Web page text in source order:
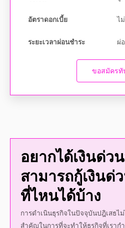
ระยะเวลาผ่อนชำระ ผ่
ขอสมัคร
อยากได้เงินด่วน
สามารถกู้เงินด่
ที่ไหนได้บ้าง
การดำเนินธุรกิจในปัจจุบันปฎิเสธไ
สำคัญในการที่จะทำให้ธุรกิจที่เราก
ดำเนินไปได้อย่างราบรื่น ซึ่งหากเร
ด่วนหลายคนอาจจะยังไม่ทราบว่าเ